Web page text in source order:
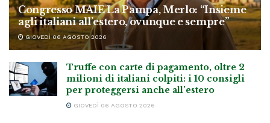
Congresso MAIE La Pampa, Merlo: “Insieme
agli italiani all’estero, ovunque e sempre”
GIOVEDÌ 06 AGOSTO 2026
Truffe con carte di pagamento, oltre 2
milioni di italiani colpiti: i 10 consigli
per proteggersi anche all’estero
GIOVEDÌ 06 AGOSTO 2026